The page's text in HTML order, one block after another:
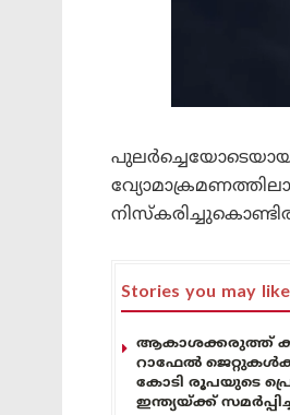
Stories you may like
ആകാശക്കരുത്ത്
റാഫേൽ
കോടി രൂപയുടെ
ഇന്ത്യയ്ക്ക്